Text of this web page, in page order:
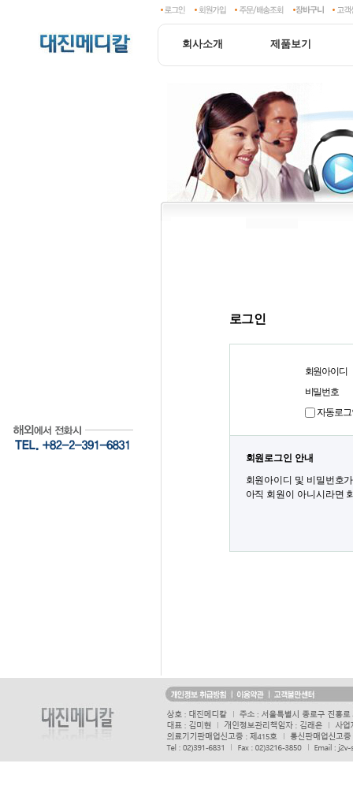
회사소개 제품보기
로그인
회원아이디
비밀번호
자동로그
회원로그인 안내
회원아이디 및 비밀번호
아직 회원이 아니시라면